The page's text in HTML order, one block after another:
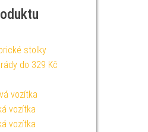
stolky
do 329 Kč
vozítka
vozítka
vozítka